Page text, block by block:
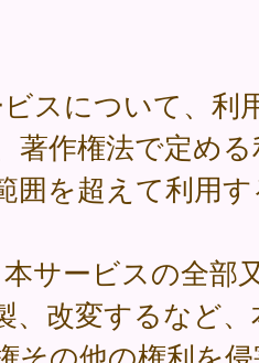
スについて、利
著作権法で定め
囲を超えて利用
サービスの全部
、改変するなど